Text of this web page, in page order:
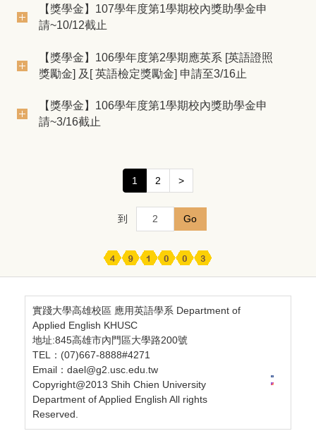
【獎學金】107學年度第1學期校內獎助學金申
請~10/12截止
【獎學金】106學年度第2學期應英系 [英語證照
獎勵金] 及[ 英語檢定獎勵金] 申請至3/16止
【獎學金】106學年度第1學期校內獎助學金申
請~3/16截止
1 2 >
到 Go
實踐大學高雄校區 應用英語學系 Department of
Applied English KHUSC
地址:845高雄市內門區大學路200號
TEL：(07)667-8888#4271
Email：dael@g2.usc.edu.tw
Copyright@2013 Shih Chien University
Department of Applied English All rights
Reserved.